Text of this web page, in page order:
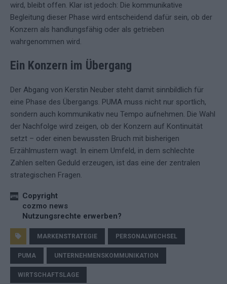
wird, bleibt offen. Klar ist jedoch: Die kommunikative
Begleitung dieser Phase wird entscheidend dafür sein, ob der
Konzern als handlungsfähig oder als getrieben
wahrgenommen wird.
Ein Konzern im Übergang
Der Abgang von Kerstin Neuber steht damit sinnbildlich für
eine Phase des Übergangs. PUMA muss nicht nur sportlich,
sondern auch kommunikativ neu Tempo aufnehmen. Die Wahl
der Nachfolge wird zeigen, ob der Konzern auf Kontinuität
setzt – oder einen bewussten Bruch mit bisherigen
Erzählmustern wagt. In einem Umfeld, in dem schlechte
Zahlen selten Geduld erzeugen, ist das eine der zentralen
strategischen Fragen.
Copyright
cozmo news
Nutzungsrechte erwerben?
MARKENSTRATEGIE PERSONALWECHSEL
PUMA UNTERNEHMENSKOMMUNIKATION
WIRTSCHAFTSLAGE